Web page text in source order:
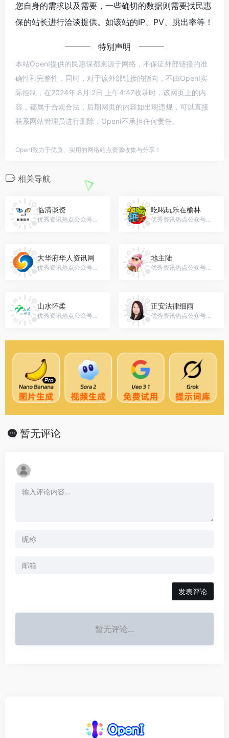
您自身的需求以及需要，一些确切的数据则需要找民惠
保的站长进行洽谈提供。如该站的IP、PV、跳出率等！
特别声明
本站OpenI提供的民惠保都来源于网络，不保证外部链接的准
确性和完整性，同时，对于该外部链接的指向，不由OpenI实
际控制，在2024年 8月 2日 上午4:47收录时，该网页上的内
容，都属于合规合法，后期网页的内容如出现违规，可以直接
联系网站管理员进行删除，OpenI不承担任何责任。
OpenI致力于优质、实用的网络站点资源收集与分享！
相关导航
临清谈资
优秀资讯热点公众号，微信号：lqtanzi
吃喝玩乐在榆林
优秀资讯热点公众号，微信号：ylms0912
大华府华人资讯网
优秀资讯热点公众号，微信号：dcchinaren
地主陆
优秀资讯热点公众号，微信号：dizhuluweixin
山水怀柔
优秀资讯热点公众号，微信号：shanshuihuairou
正安法律细雨
优秀资讯热点公众号，微信号：falvxiyu123456
暂无评论
发表评论
暂无评论...